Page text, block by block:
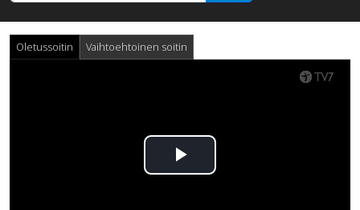
Oletussoitin Vaihtoehtoinen soitin
Toista